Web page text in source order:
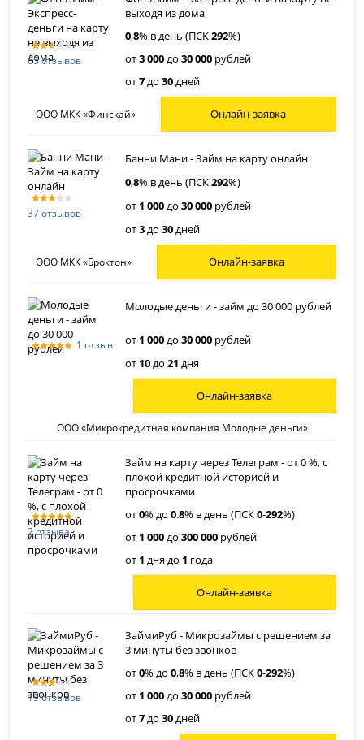
65 отзывов
выходя из дома
0,8% в день (ПСК292%)
от3 000до30 000 рублей
от7до30дней
ООО МКК «Финскай» Онлайн-заявка
37 отзывов
Банни Мани - Займ на карту онлайн
0,8% в день (ПСК292%)
от 1 000до30 000 рублей
от3до30дней
ООО МКК «Броктон» Онлайн-заявка
1 отзыв
Молодые деньги - займ до 30 000 рублей
от 1 000до30 000 рублей
от 10до21 дня
ООО «Микрокредитная компания Молодые деньги»
Онлайн-заявка
2 отзыва
Займ на карту через Телеграм - от 0 %, с
плохой кредитной историей и
просрочками
от0% до0.8% в день (ПСК0-292%)
от 1 000до300 000 рублей
от 1 дня до 1 года
Онлайн-заявка
19 отзывов
ЗаймиРуб - Микрозаймы с решением за
3 минуты без звонков
от0% до0,8% в день (ПСК0-292%)
от 1 000до30 000 рублей
от7до30дней